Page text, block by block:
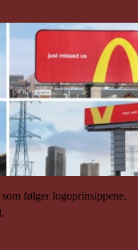
følger logoprinsippene,